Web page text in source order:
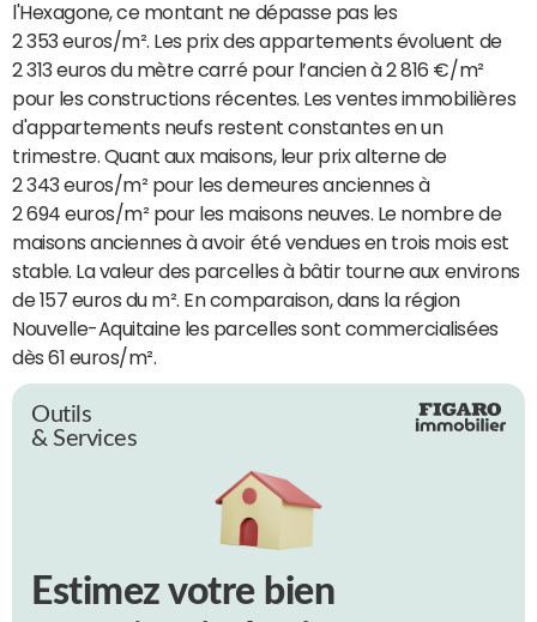
l'Hexagone, ce montant ne dépasse pas les
2 353 euros/m². Les prix des appartements évoluent de
2 313 euros du mètre carré pour l’ancien à 2 816 €/m²
pour les constructions récentes. Les ventes immobilières
d'appartements neufs restent constantes en un
trimestre. Quant aux maisons, leur prix alterne de
2 343 euros/m² pour les demeures anciennes à
2 694 euros/m² pour les maisons neuves. Le nombre de
maisons anciennes à avoir été vendues en trois mois est
stable. La valeur des parcelles à bâtir tourne aux environs
de 157 euros du m². En comparaison, dans la région
Nouvelle-Aquitaine les parcelles sont commercialisées
dès 61 euros/m².
Outils
& Services
Estimez votre bien